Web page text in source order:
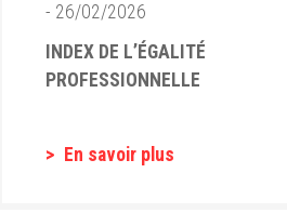
- 26/02/2026
INDEX DE L’ÉGALITÉ
PROFESSIONNELLE
En savoir plus